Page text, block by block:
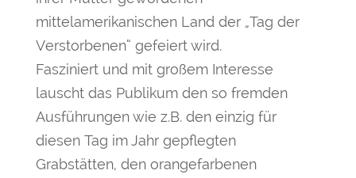
mittelamerikanischen Land der „Tag der
Verstorbenen“ gefeiert wird.
Fasziniert und mit großem Interesse
lauscht das Publikum den so fremden
Ausführungen wie z.B. den einzig für
diesen Tag im Jahr gepflegten
Grabstätten, den orangefarbenen